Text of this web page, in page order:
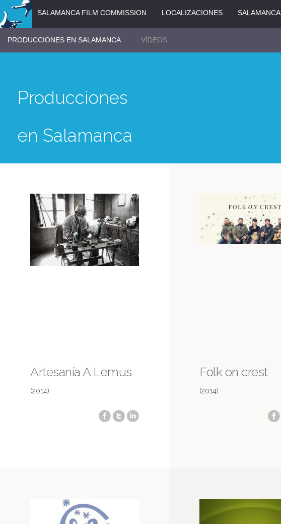
SALAMANCA FILM COMMISSION LOCALIZACIONES SALAMANCA
PRODUCCIONES EN SALAMANCA VÍDEOS
Producciones
en Salamanca
Artesanía A Lemus
(2014)
Folk on crest
(2014)